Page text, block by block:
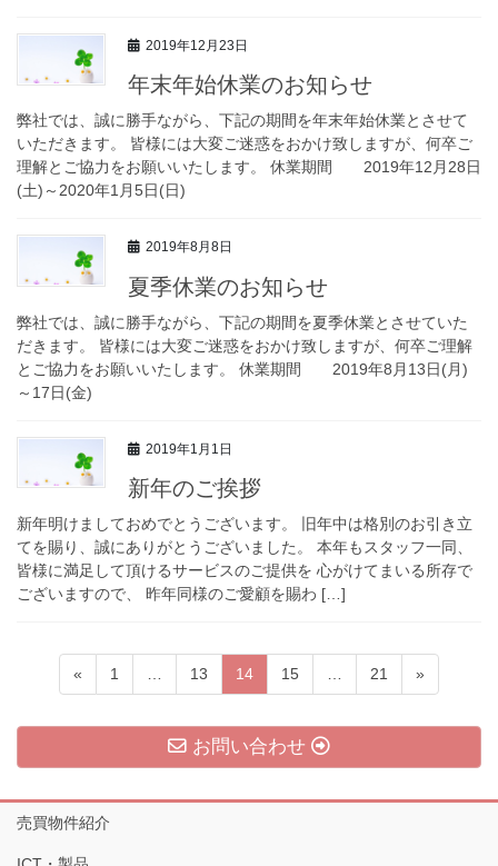
2019年12月23日
年末年始休業のお知らせ
弊社では、誠に勝手ながら、下記の期間を年末年始休業とさせて
いただきます。 皆様には大変ご迷惑をおかけ致しますが、何卒ご
理解とご協力をお願いいたします。 休業期間 2019年12月28日
(土)～2020年1月5日(日)
2019年8月8日
夏季休業のお知らせ
弊社では、誠に勝手ながら、下記の期間を夏季休業とさせていた
だきます。 皆様には大変ご迷惑をおかけ致しますが、何卒ご理解
とご協力をお願いいたします。 休業期間 2019年8月13日(月)
～17日(金)
2019年1月1日
新年のご挨拶
新年明けましておめでとうございます。 旧年中は格別のお引き立
てを賜り、誠にありがとうございました。 本年もスタッフ一同、
皆様に満足して頂けるサービスのご提供を 心がけてまいる所存で
ございますので、 昨年同様のご愛顧を賜わ […]
の
ペ
ー
ジ
«
ペ
ー
ジ
1
ペ
ー
ジ
13
ペ
ー
ジ
14
ペ
ー
ジ
15
ペ
ー
ジ
21 »
お問い合わせ
売買物件紹介